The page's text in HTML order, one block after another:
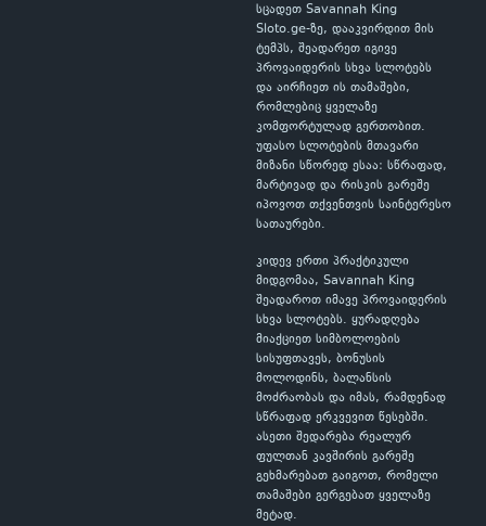
სცადეთ Savannah King
Sloto.ge-ზე, დააკვირდით მის
ტემპს, შეადარეთ იგივე
პროვაიდერის სხვა სლოტებს
და აირჩიეთ ის თამაშები,
რომლებიც ყველაზე
კომფორტულად გერთობით.
უფასო სლოტების მთავარი
მიზანი სწორედ ესაა: სწრაფად,
მარტივად და რისკის გარეშე
იპოვოთ თქვენთვის საინტერესო
სათაურები.
კიდევ ერთი პრაქტიკული
მიდგომაა, Savannah King
შეადაროთ იმავე პროვაიდერის
სხვა სლოტებს. ყურადღება
მიაქციეთ სიმბოლოების
სისუფთავეს, ბონუსის
მოლოდინს, ბალანსის
მოძრაობას და იმას, რამდენად
სწრაფად ერკვევით წესებში.
ასეთი შედარება რეალურ
ფულთან კავშირის გარეშე
გეხმარებათ გაიგოთ, რომელი
თამაშები გერგებათ ყველაზე
მეტად.